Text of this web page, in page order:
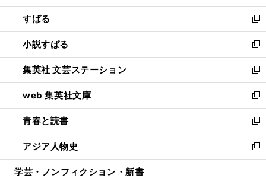
開
く
ウ
で
開
く
ン
ド
ウ
で
開
く
すばる
新
し
い
ウ
ィ
ン
ド
ウ
で
開
く
小説すばる
新
し
い
ウ
ィ
ン
ド
ウ
で
開
集英社 文芸ステーション
新
し
い
ウ
ィ
ン
ド
ウ
web 集英社文庫
新
し
い
ウ
ィ
ン
青春と読書
新
し
い
ウ
アジア人物史
新
し
学芸・ノンフィクション・新書